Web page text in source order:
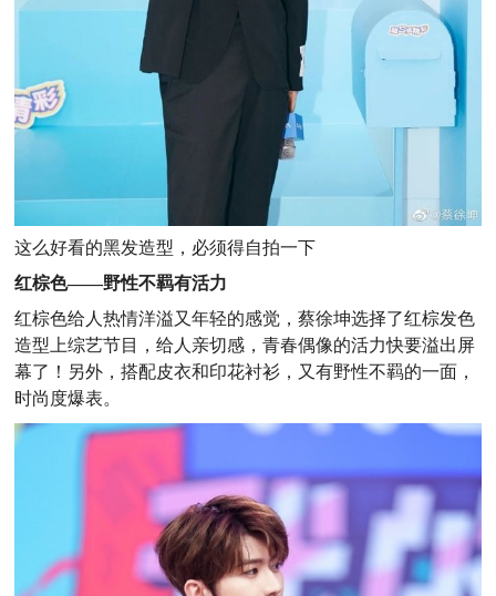
这么好看的黑发造型，必须得自拍一下
红棕色——野性不羁有活力
红棕色给人热情洋溢又年轻的感觉，蔡徐坤选择了红棕发色
造型上综艺节目，给人亲切感，青春偶像的活力快要溢出屏
幕了！另外，搭配皮衣和印花衬衫，又有野性不羁的一面，
时尚度爆表。